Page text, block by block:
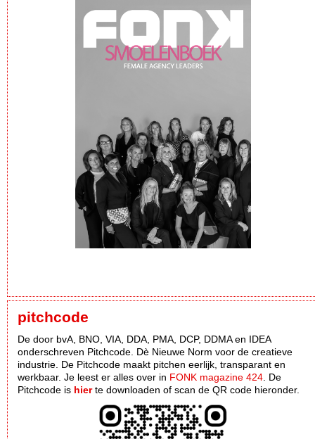
pitchcode
De door bvA, BNO, VIA, DDA, PMA, DCP, DDMA en IDEA
onderschreven Pitchcode. Dè Nieuwe Norm voor de creatieve
industrie. De Pitchcode maakt pitchen eerlijk, transparant en
werkbaar. Je leest er alles over in FONK magazine 424 . De
Pitchcode is hierte downloaden of scan de QR code hieronder.